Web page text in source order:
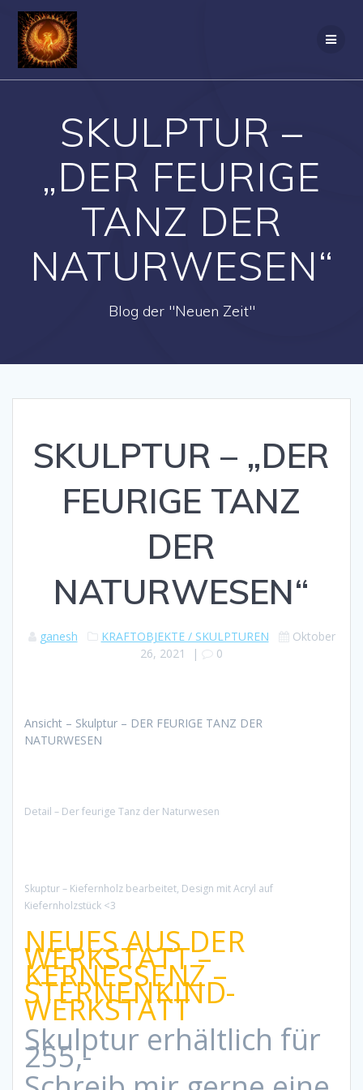
SKULPTUR –
„DER FEURIGE
TANZ DER
NATURWESEN“
Blog der "Neuen Zeit"
SKULPTUR – „DER
FEURIGE TANZ
DER
NATURWESEN“
ganesh KRAFTOBJEKTE / SKULPTUREN
Oktober
26, 2021
| 0
Ansicht – Skulptur – DER FEURIGE TANZ DER
NATURWESEN
Detail – Der feurige Tanz der Naturwesen
Skuptur – Kiefernholz bearbeitet, Design mit Acryl auf
Kiefernholzstück <3
NEUES AUS DER
WERKSTATT –
KERNESSENZ –
STERNENKIND-
WERKSTATT
Skulptur erhältlich für
255,-